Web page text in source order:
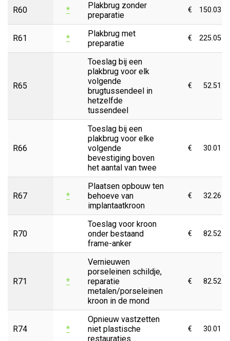
R60 *
Plakbrug zonder
preparatie
€ 150.03
R61 *
Plakbrug met
preparatie
€ 225.05
R65
Toeslag bij een
plakbrug voor elk
volgende
brugtussendeel in
hetzelfde
tussendeel
€ 52.51
R66
Toeslag bij een
plakbrug voor elke
volgende
bevestiging boven
het aantal van twee
€ 30.01
R67 *
Plaatsen opbouw ten
behoeve van
implantaatkroon
€ 32.26
R70
Toeslag voor kroon
onder bestaand
frame-anker
€ 82.52
R71 *
Vernieuwen
porseleinen schildje,
reparatie
metalen/porseleinen
kroon in de mond
€ 82.52
R74 *
Opnieuw vastzetten
niet plastische
restauraties
€ 30.01